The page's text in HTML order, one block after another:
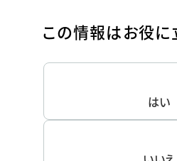
この情報はお役に
はい